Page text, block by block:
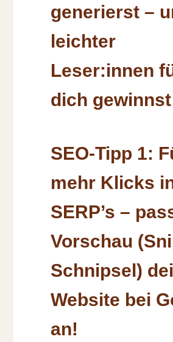
generierst ­–
leichter
Leser:innen
dich gewinnst
SEO-Tipp 1:
mehr Klicks
SERP’s –
Vorschau
Schnipsel)
Website bei
an!